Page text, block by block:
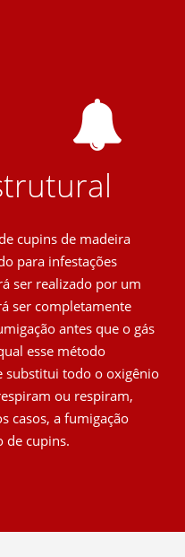
cupins de madeira
para infestações
ser realizado por um
ser completamente
antes que o gás
esse método
substitui todo o oxigênio
ou respiram,
casos, a fumigação
de cupins.